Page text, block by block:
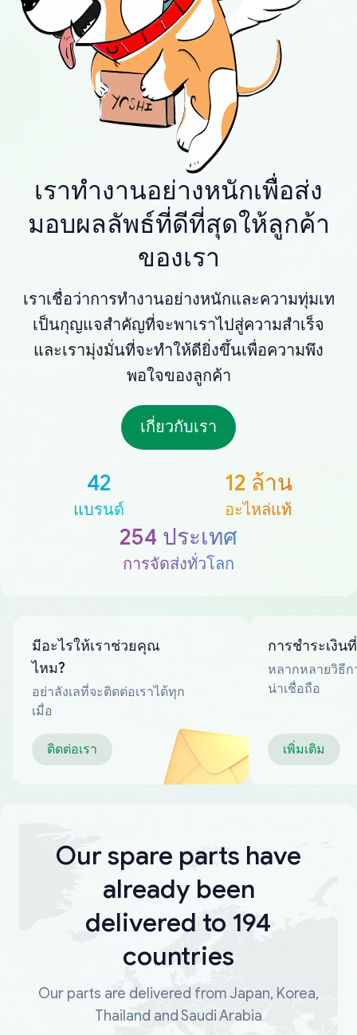
เราทำงานอย่างหนักเพื่อส่ง
มอบผลลัพธ์ที่ดีที่สุดให้ลูกค้า
ของเรา
เราเชื่อว่าการทำงานอย่างหนักและความทุ่มเท
เป็นกุญแจสำคัญที่จะพาเราไปสู่ความสำเร็จ
และเรามุ่งมั่นที่จะทำให้ดียิ่งขึ้นเพื่อความพึง
พอใจของลูกค้า
เกี่ยวกับเรา
42
แบรนด์
12 ล้าน
อะไหล่แท้
254 ประเทศ
การจัดส่งทั่วโลก
มีอะไรให้เราช่วยคุณ
ไหม?
อย่าลังเลที่จะติดต่อเราได้ทุก
เมื่อ
ติดต่อเรา
การชำระเงิน
หลากหลายวิธีก
น่าเชื่อถือ
เพิ่มเติม
Our spare parts have
already been
delivered to 194
countries
Our parts are delivered from Japan, Korea,
Thailand and Saudi Arabia